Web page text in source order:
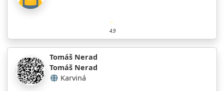
4.9
Tomáš Nerad
Tomáš Nerad
Karviná